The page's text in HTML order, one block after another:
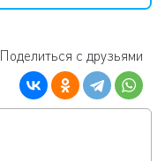
Поделиться с друзьями